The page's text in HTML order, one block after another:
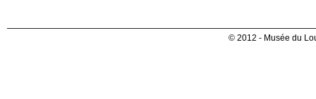
© 2012 - Musée du